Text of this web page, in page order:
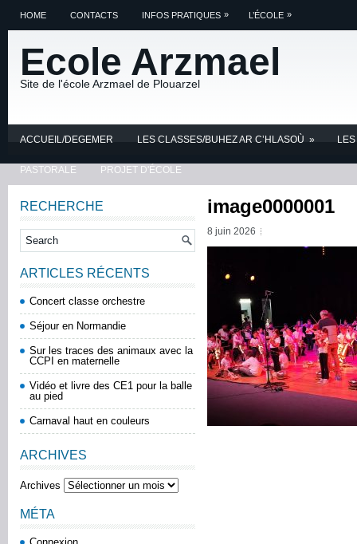
HOME CONTACTS INFOS PRATIQUES » L’ÉCOLE »
Ecole Arzmael
Site de l'école Arzmael de Plouarzel
ACCUEIL/DEGEMER LES CLASSES/BUHEZ AR C’HLASOÙ »
PASTORALE PROJET D'ÉCOLE
image0000001
8 juin 2026
RECHERCHE
ARTICLES RÉCENTS
Concert classe orchestre
Séjour en Normandie
Sur les traces des animaux avec la
CCPI en maternelle
Vidéo et livre des CE1 pour la balle
au pied
Carnaval haut en couleurs
ARCHIVES
Archives
MÉTA